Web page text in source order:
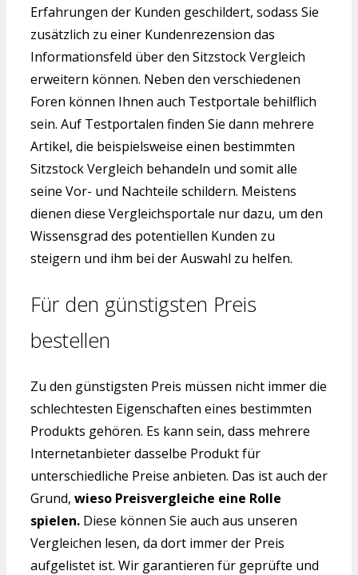
Erfahrungen der Kunden geschildert, sodass Sie
zusätzlich zu einer Kundenrezension das
Informationsfeld über den Sitzstock Vergleich
erweitern können. Neben den verschiedenen
Foren können Ihnen auch Testportale behilflich
sein. Auf Testportalen finden Sie dann mehrere
Artikel, die beispielsweise einen bestimmten
Sitzstock Vergleich behandeln und somit alle
seine Vor- und Nachteile schildern. Meistens
dienen diese Vergleichsportale nur dazu, um den
Wissensgrad des potentiellen Kunden zu
steigern und ihm bei der Auswahl zu helfen.
Für den günstigsten Preis
bestellen
Zu den günstigsten Preis müssen nicht immer die
schlechtesten Eigenschaften eines bestimmten
Produkts gehören. Es kann sein, dass mehrere
Internetanbieter dasselbe Produkt für
unterschiedliche Preise anbieten. Das ist auch der
Grund, wieso Preisvergleiche eine Rolle
spielen. Diese können Sie auch aus unseren
Vergleichen lesen, da dort immer der Preis
aufgelistet ist. Wir garantieren für geprüfte und